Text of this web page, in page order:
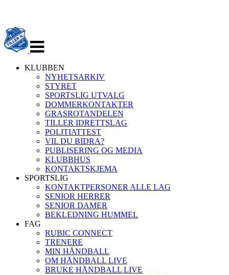
navigasjon
KLUBBEN
NYHETSARKIV
STYRET
SPORTSLIG UTVALG
DOMMERKONTAKTER
GRASROTANDELEN
TILLER IDRETTSLAG
POLITIATTEST
VIL DU BIDRA?
PUBLISERING OG MEDIA
KLUBBHUS
KONTAKTSKJEMA
SPORTSLIG
KONTAKTPERSONER ALLE LAG
SENIOR HERRER
SENIOR DAMER
BEKLEDNING HUMMEL
FAG
RUBIC CONNECT
TRENERE
MIN HÅNDBALL
OM HÅNDBALL LIVE
BRUKE HÅNDBALL LIVE